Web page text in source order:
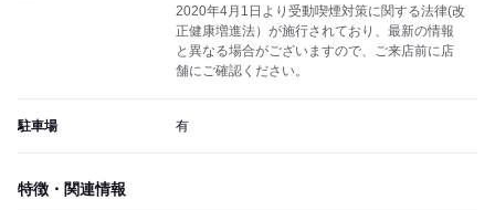
2020年4月1日より受動喫煙対策に関する法律(改
正健康増進法）が施行されており、最新の情報
と異なる場合がございますので、ご来店前に店
舗にご確認ください。
駐車場 有
特徴・関連情報